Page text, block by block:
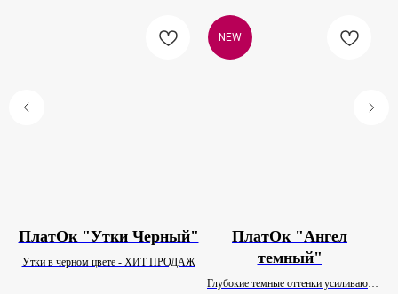
ПлатОк "Утки Черный"
Утки в черном цвете - ХИТ ПРОДАЖ
NEW
ПлатОк "Ангел
темный"
Глубокие темные оттенки усиливают